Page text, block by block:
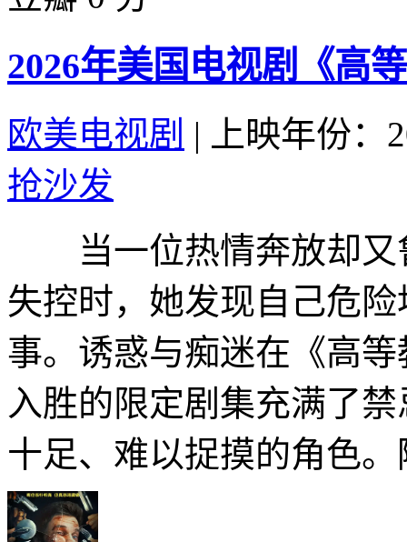
2026年美国电视剧《高
欧美电视剧 |
上映年份：
抢沙发
当一位热情奔放却又
失控时，她发现自己危
事。诱惑与痴迷在《高
入胜的限定剧集充满了
十足、难以捉摸的角色